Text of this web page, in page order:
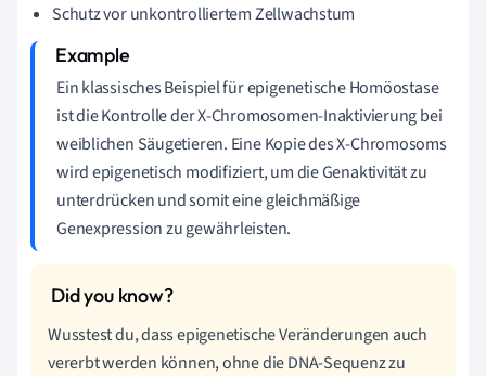
Schutz vor unkontrolliertem Zellwachstum
Ein klassisches Beispiel für epigenetische Homöostase
ist die Kontrolle der X-Chromosomen-Inaktivierung bei
weiblichen Säugetieren. Eine Kopie des X-Chromosoms
wird epigenetisch modifiziert, um die Genaktivität zu
unterdrücken und somit eine gleichmäßige
Genexpression zu gewährleisten.
Wusstest du, dass epigenetische Veränderungen auch
vererbt werden können, ohne die DNA-Sequenz zu